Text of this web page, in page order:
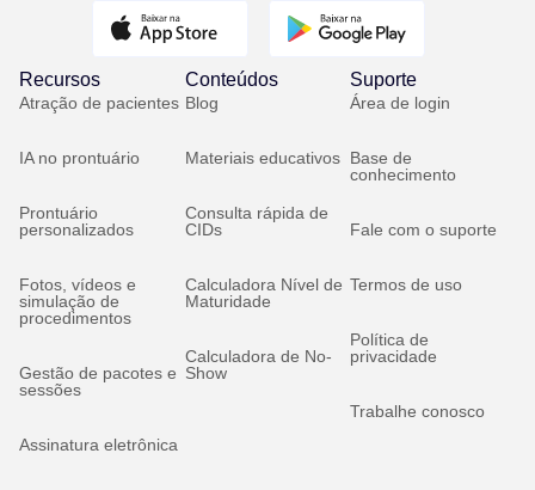
Recursos
Atração de pacientes
IA no prontuário
Prontuário
personalizados
Fotos, vídeos e
simulação de
procedimentos
Gestão de pacotes e
sessões
Assinatura eletrônica
Conteúdos
Blog
Materiais educativos
Consulta rápida de
CIDs
Calculadora Nível de
Maturidade
Calculadora de No-
Show
Suporte
Área de login
Base de
conhecimento
Fale com o suporte
Termos de uso
Política de
privacidade
Trabalhe conosco